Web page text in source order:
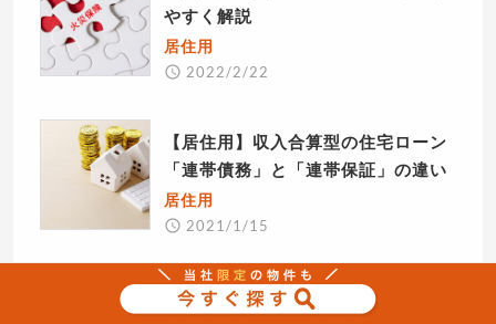
やすく解説
居住用
2022/2/22
【居住用】収入合算型の住宅ローン
「連帯債務」と「連帯保証」の違い
居住用
2021/1/15
住宅ローンの残債があっても自宅を